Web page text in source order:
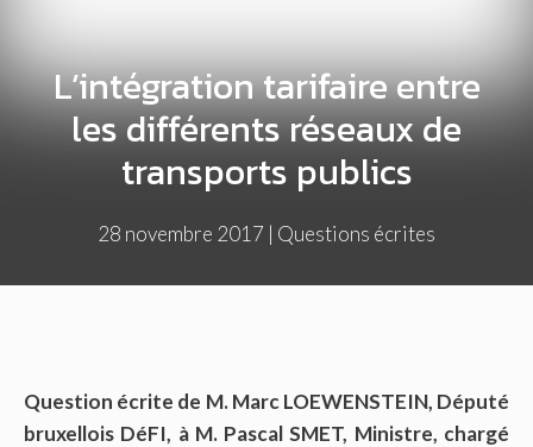
L’intégration tarifaire entre
les différents réseaux de
transports publics
28 novembre 2017 | Questions écrites
Question écrite de M. Marc LOEWENSTEIN, Député
bruxellois DéFI, à M. Pascal SMET, Ministre, chargé